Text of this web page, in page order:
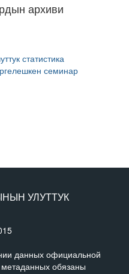
архиви
статистика
семинар
УЛУТТУК
данных официальной
метаданных обязаны